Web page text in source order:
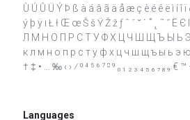
Ù Ú Û Ü Ý Þ ß à á â ã ä å æ ç è é ê ë ì í î
ý þ ÿ ı Ł ł Œ œ Š š Ÿ Ž ž ƒ ˆ ˇ ˘ ˙ ˚ ˛ ˜ ˝
Л М Н О П Р С Т У Ф Х Ц Ч Ш Щ Ъ Ы Ь Э
к л м н о п р с т у ф х ц ч ш щ ъ ы ь э ю я
† ‡ • … ‰ ‹ › ⁄ ⁰ ⁴ ⁵ ⁶ ⁷ ⁸ ⁹ ₀ ₁ ₂ ₃ ₄ ₅ ₆ ₇ ₈ ₉ €
Languages